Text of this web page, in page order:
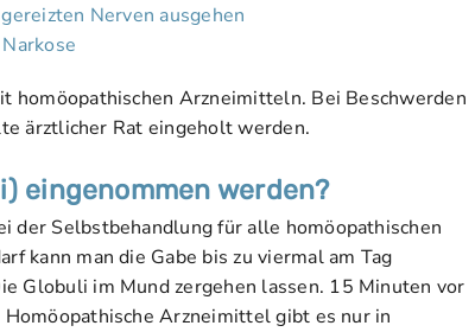
Nerven ausgehen
homöopathischen Arzneimitteln. Bei Beschwerden
ärztlicher Rat eingeholt werden.
eingenommen werden?
der Selbstbehandlung für alle homöopathischen
kann man die Gabe bis zu viermal am Tag
Globuli im Mund zergehen lassen. 15 Minuten vor
Arzneimittel gibt es nur in